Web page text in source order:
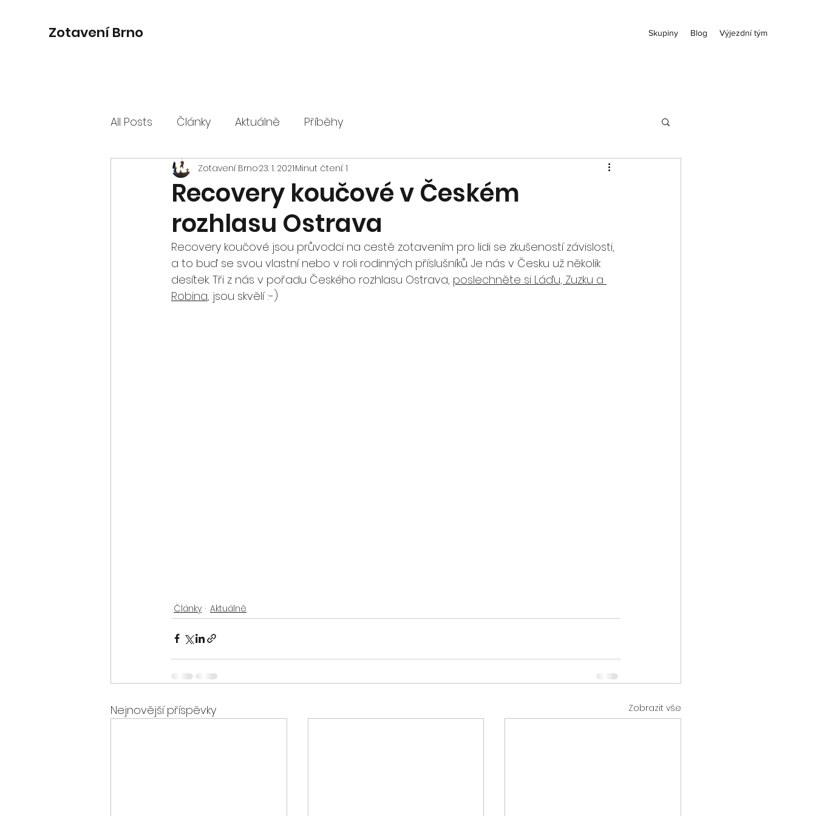
Zotavení Brno Skupiny Blog Výjezdní tým
All Posts Články Aktuálně Příběhy
Recovery koučové v Českém
rozhlasu Ostrava
Zotavení Brno23. 1. 2021Minut čtení: 1
Recovery koučové jsou průvodci na cestě zotavením pro lidi se zkušeností závislosti,
a to buď se svou vlastní nebo v roli rodinných příslušníků. Je nás v Česku už několik
desítek. Tři z nás v pořadu Českého rozhlasu Ostrava, poslechněte si Láďu, Zuzku a
Robina, jsou skvělí :-)
Články Aktuálně
Nejnovější příspěvky Zobrazit vše